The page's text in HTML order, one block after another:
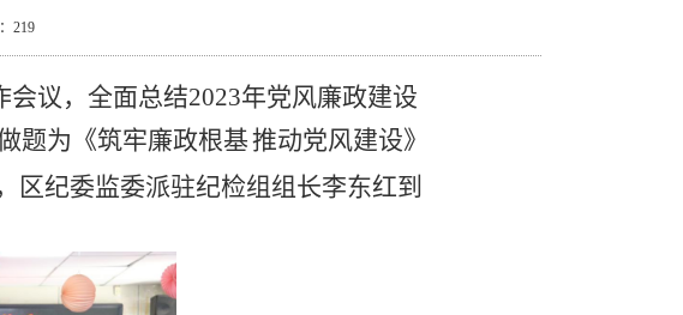
219
会议， 全面总结2023年党风廉政建设
题为《筑牢廉政根基推动党风建设》
区纪委监委派驻纪检组组长李东红到